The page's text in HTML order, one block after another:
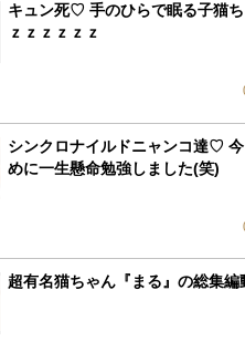
キュン死♡ 手のひらで眠る子猫ち
ｚｚｚｚｚｚ
シンクロナイルドニャンコ達♡
めに一生懸命勉強しました(笑)
超有名猫ちゃん『まる』の総集